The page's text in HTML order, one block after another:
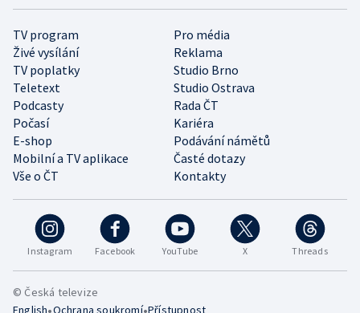
Instagram Facebook YouTube X Threads
TV program
Pro média
Živé vysílání
Reklama
TV poplatky
Studio Brno
Teletext
Studio Ostrava
Podcasty
Rada ČT
Počasí
Kariéra
E-shop
Podávání námětů
Mobilní a TV aplikace
Časté dotazy
Vše o ČT
Kontakty
© Česká televize
English•Ochrana soukromí•Přístupnost